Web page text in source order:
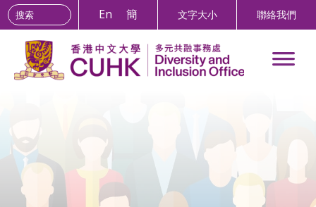
Skip
to
Content
Search the site: En 簡 文字大小 聯絡我們